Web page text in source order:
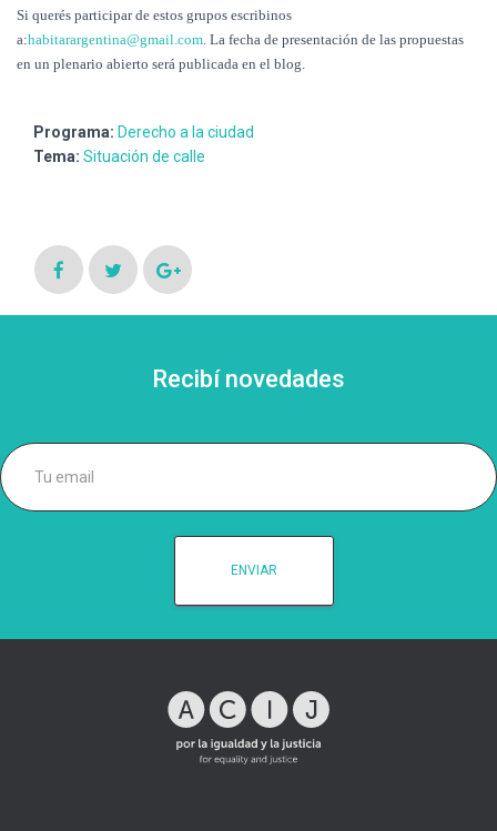
Si querés participar de estos grupos escribinos
a:habitarargentina@gmail.com. La fecha de presentación de las propuestas
en un plenario abierto será publicada en el blog.
Programa: Derecho a la ciudad
Tema: Situación de calle
Recibí novedades